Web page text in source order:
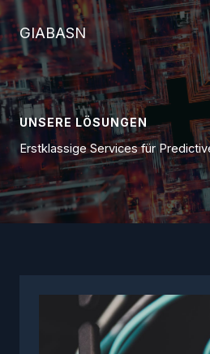
Inhalt
springen
GIABASN
UNSERE LÖSUNGEN
Erstklassige Services für